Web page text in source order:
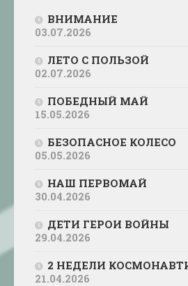
ВНИМАНИЕ
03.07.2026
ЛЕТО С ПОЛЬЗОЙ
02.07.2026
ПОБЕДНЫЙ МАЙ
15.05.2026
БЕЗОПАСНОЕ КОЛЕСО
05.05.2026
НАШ ПЕРВОМАЙ
30.04.2026
ДЕТИ ГЕРОИ ВОЙНЫ
29.04.2026
2 НЕДЕЛИ
21.04.2026